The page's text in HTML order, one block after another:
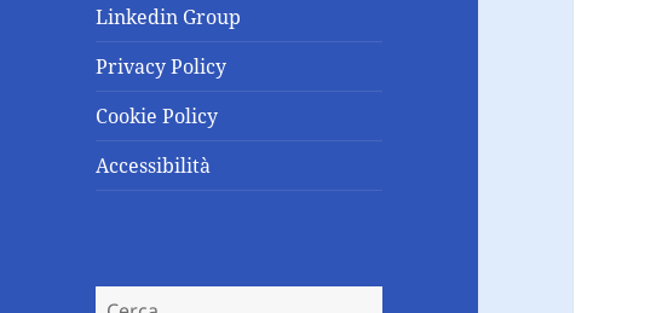
Linkedin Group
Privacy Policy
Cookie Policy
Accessibilità
Ricerca